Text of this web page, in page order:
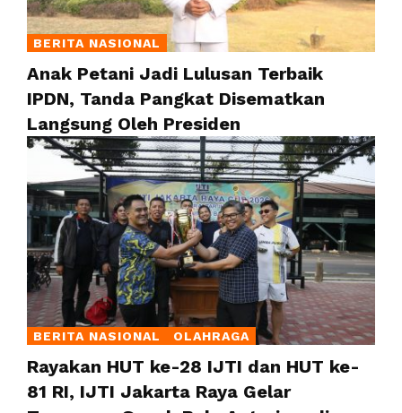
BERITA NASIONAL
Anak Petani Jadi Lulusan Terbaik
IPDN, Tanda Pangkat Disematkan
Langsung Oleh Presiden
BERITA NASIONAL OLAHRAGA
Rayakan HUT ke-28 IJTI dan HUT ke-
81 RI, IJTI Jakarta Raya Gelar